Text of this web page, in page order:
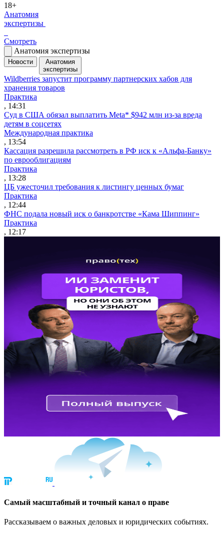
18+
Анатомия
экспертизы
Смотреть
Анатомия экспертизы
Новости
Анатомия
экспертизы
Wildberries запустит программу партнерских хабов для
хранения товаров
Практика
, 14:31
Суд в США обязал выплатить Meta* $942 млн из-за вреда
детям в соцсетях
Международная практика
, 13:54
Кассация разрешила рассмотреть в РФ иск к «Альфа-Банку»
по еврооблигациям
Практика
, 13:28
ЦБ ужесточил требования к листингу ценных бумаг
Практика
, 12:44
ФНС подала новый иск о банкротстве «Кама Шиппинг»
Практика
, 12:17
Cамый масштабный и точный канал о праве
Рассказываем о важных деловых и юридических событиях.